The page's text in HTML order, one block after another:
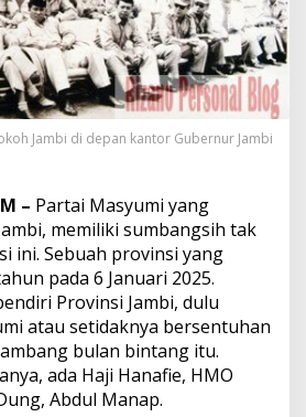
n
B
e
r
d
i
a
P
r
o
v
i
n
s
J
a
Jambi di depan kantor Gubernur Jambi
– Partai Masyumi yang
memiliki sumbangsih tak
ini. Sebuah provinsi yang
pada 6 Januari 2025.
Provinsi Jambi, dulu
atau setidaknya bersentuhan
bulan bintang itu.
ada Haji Hanafie, HMO
Abdul Manap.